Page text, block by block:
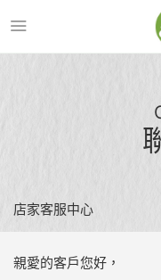
店家客服中心
親愛的客戶您好，